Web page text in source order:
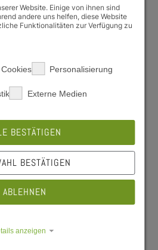
unserer Beilagen in den
kleine Preisänderungen
die Gründe für diesen
Rahmenbedingungen
Erträgen und damit zu
bedingt durch
Website. Einige von ihnen sind
andere uns helfen, diese Website
Funktionalitäten zur Verfügung zu
Personalisierung
Externe Medien
BESTÄTIGEN
BESTÄTIGEN
ABLEHNEN
anzeigen